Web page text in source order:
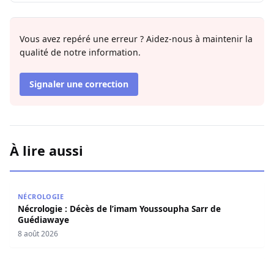
Vous avez repéré une erreur ? Aidez-nous à maintenir la
qualité de notre information.
Signaler une correction
À lire aussi
NÉCROLOGIE
Nécrologie : Décès de l’imam Youssoupha Sarr de
Guédiawaye
8 août 2026